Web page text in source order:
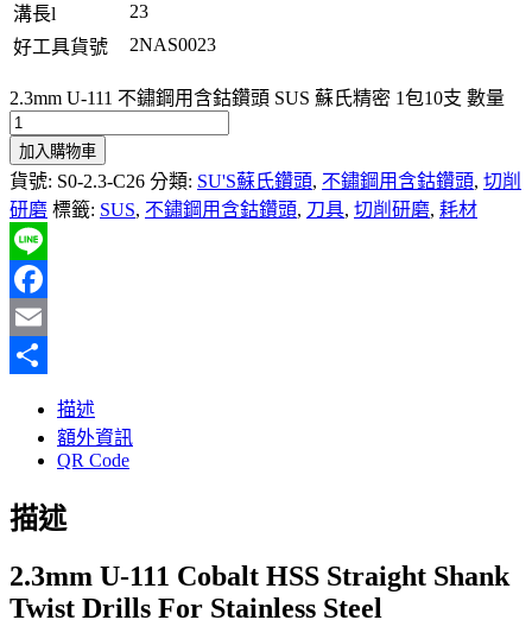
溝長l
23
好工具貨號
2NAS0023
2.3mm U-111 不鏽鋼用含鈷鑽頭 SUS 蘇氏精密 1包10支 數量
加入購物車
貨號: S0-2.3-C26 分類: SU'S蘇氏鑽頭, 不鏽鋼用含鈷鑽頭, 切削
研磨 標籤: SUS, 不鏽鋼用含鈷鑽頭, 刀具, 切削研磨, 耗材
Line
Facebook
Email
描述
額外資訊
QR Code
描述
2.3mm U-111 Cobalt HSS Straight Shank
Twist Drills For Stainless Steel